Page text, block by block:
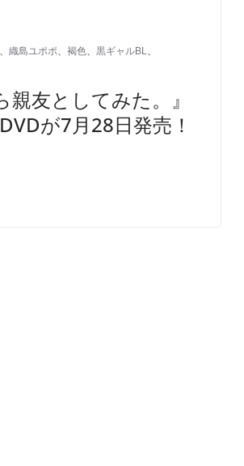
、 織島ユポポ、 褐色、 黒ギャルBL、
友としてみた。』
が7月28日発売！